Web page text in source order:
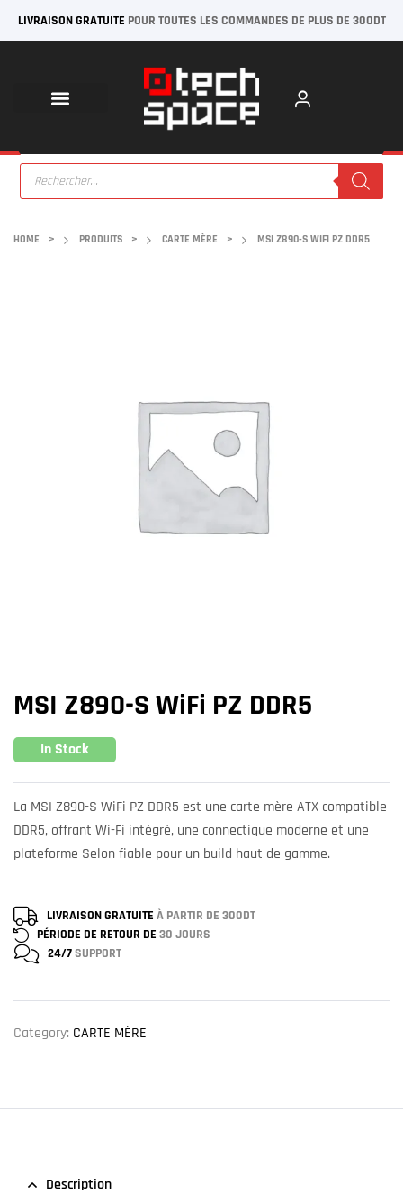
LIVRAISON GRATUITE POUR TOUTES LES COMMANDES DE PLUS DE 300DT
HOME > PRODUITS > CARTE MÈRE > MSI Z890-S WIFI PZ DDR5
MSI Z890-S WiFi PZ DDR5
In Stock
La MSI Z890-S WiFi PZ DDR5 est une carte mère ATX compatible
DDR5, offrant Wi-Fi intégré, une connectique moderne et une
plateforme Selon fiable pour un build haut de gamme.
LIVRAISON GRATUITE À PARTIR DE 300DT
PÉRIODE DE RETOUR DE 30 JOURS
24/7SUPPORT
Category: CARTE MÈRE
Description